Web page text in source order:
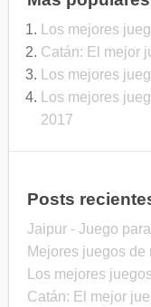
Los mejores
Catán: El mejor
Los mejores
Los mejores
2017
Posts
Jaipur - Juego
Mejores juegos
Los mejores
Catán: El mejor